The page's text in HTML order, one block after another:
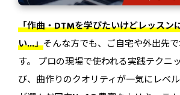
「作曲・DTMを学びたいけどレッスン
い...」そんな方でも、ご自宅や外出先
す。 プロの現場で使われる実践テクニ
び、曲作りのクオリティが一気にレベ